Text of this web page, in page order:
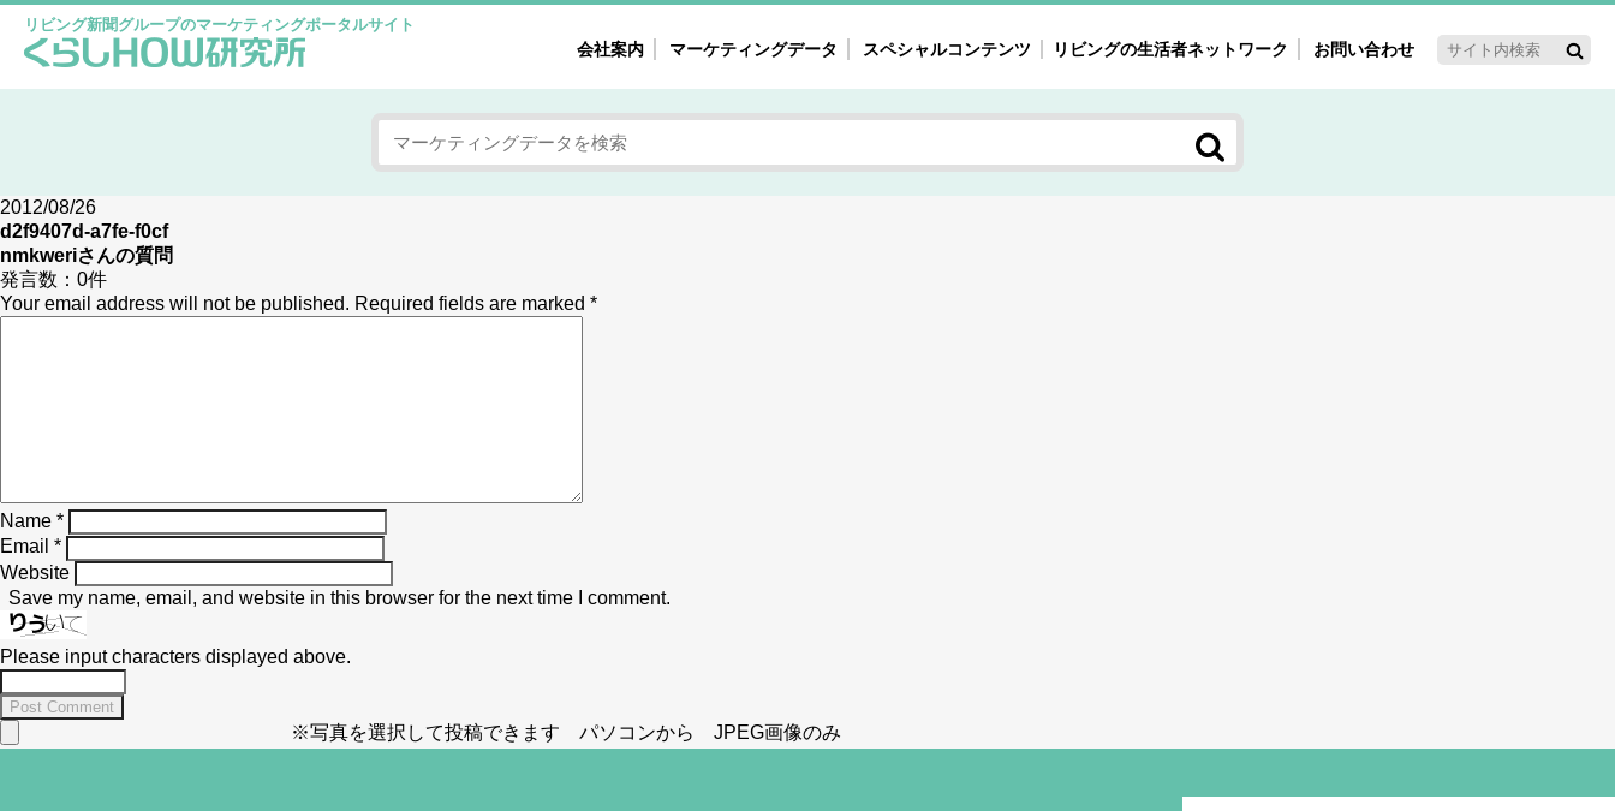
リビング新聞グループのマーケティングポータルサイト
会社案内 マーケティングデータ スペシャルコンテンツ
女性の気持ちと消費がリアルに見える
自主調査レポート
注目ターゲット・重点テーマ
40'ｓ～60'ｓマーケット研究室
リビングの生活者ネットワーク お問い合わせ
2012/08/26
d2f9407d-a7fe-f0cf
nmkweriさんの質問
発言数： 0件
Your email address will not be published. Required fields are marked *
Name *
Email *
Website
Save my name, email, and website in this browser for the next time I comment.
Please input characters displayed above.
※写真を選択して投稿できます パソコンから JPEG画像のみ